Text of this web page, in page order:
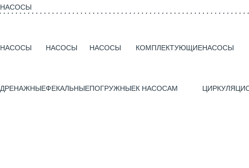
НАСОСЫ
НАСОСЫ
ДРЕНАЖНЫЕ
НАСОСЫ
ФЕКАЛЬНЫЕ
НАСОСЫ
ПОГРУЖНЫЕ
КОМПЛЕКТУЮЩИЕ
К НАСОСАМ
НАСОСЫ